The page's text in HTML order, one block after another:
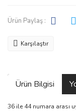
Ürün Paylaş :
Karşılaştır
Ürün Bilgisi
36 ile 44 numara arası